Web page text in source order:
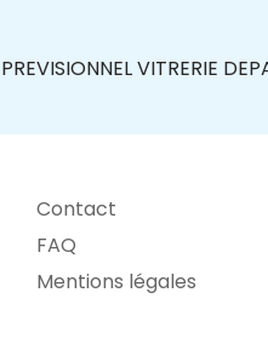
Contact
FAQ
Mentions légales